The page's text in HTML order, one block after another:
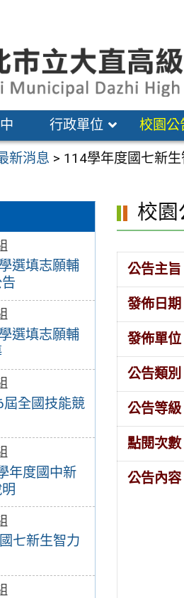
行政單位 校園公
新消息 > 114學年度國七新
選填志願輔
選填志願輔
全國技能競
年度國中新
七新生智力
校園
公告主旨
發佈日期
發佈單位
公告類別
公告等級
點閱次數
公告內容